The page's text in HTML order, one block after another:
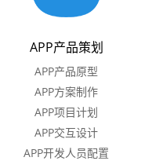
APP产品策划
APP产品原型
APP方案制作
APP项目计划
APP交互设计
APP开发人员配置